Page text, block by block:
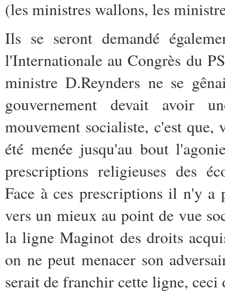
(les ministres wallons, les
Ils se seront demandé
l'Internationale au Congrès du
ministre D.Reynders ne se
gouvernement devait avoir
mouvement socialiste, c'est
été menée jusqu'au bout
prescriptions religieuses des
Face à ces prescriptions il n'y a
vers un mieux au point de vue
la ligne Maginot des droits
on ne peut menacer son
serait de franchir cette ligne,